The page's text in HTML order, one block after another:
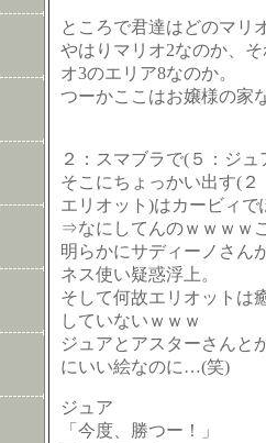
ところで君達はどのマリ
やはりマリオ2なのか、
オ3のエリア8なのか。
つーかここはお嬢様の家
２：スマブラで(５：ジ
そこにちょっかい出す(
エリオット)はカービィ
⇒なにしてんのｗｗｗｗ
明らかにサディーノさ
ネス使い疑惑浮上。
そして何故エリオットは
していないｗｗｗ
ジュアとアスターさんと
にいい絵なのに…(笑)
ジュア
「今度、勝つー！」